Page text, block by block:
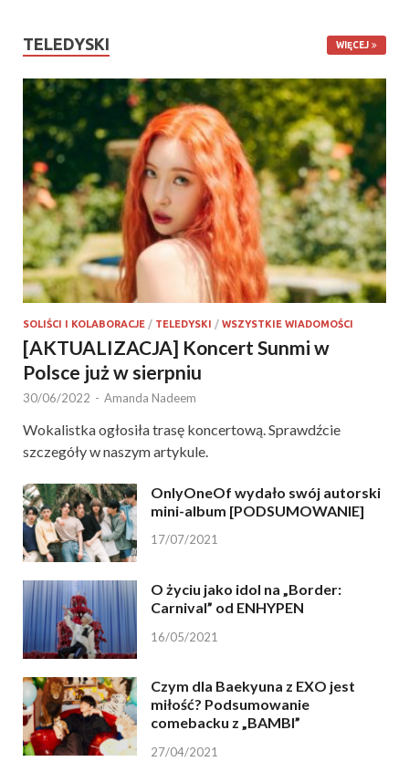
TELEDYSKI WIĘCEJ
SOLIŚCI I KOLABORACJE / TELEDYSKI / WSZYSTKIE WIADOMOŚCI
[AKTUALIZACJA] Koncert Sunmi w
Polsce już w sierpniu
30/06/2022 - Amanda Nadeem
Wokalistka ogłosiła trasę koncertową. Sprawdźcie
szczegóły w naszym artykule.
OnlyOneOf wydało swój autorski
mini-album [PODSUMOWANIE]
17/07/2021
O życiu jako idol na „Border:
Carnival” od ENHYPEN
16/05/2021
Czym dla Baekyuna z EXO jest
miłość? Podsumowanie
comebacku z „BAMBI”
27/04/2021